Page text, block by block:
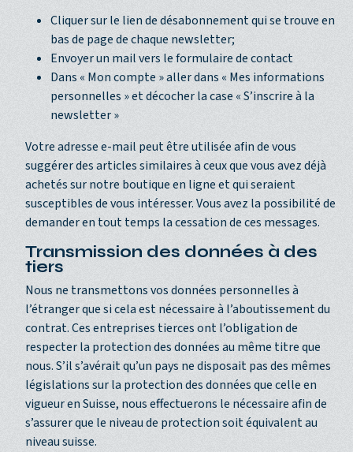
Cliquer sur le lien de désabonnement qui se trouve en
bas de page de chaque newsletter;
Envoyer un mail vers le formulaire de contact
Dans « Mon compte » aller dans « Mes informations
personnelles » et décocher la case « S’inscrire à la
newsletter »
Votre adresse e-mail peut être utilisée afin de vous
suggérer des articles similaires à ceux que vous avez déjà
achetés sur notre boutique en ligne et qui seraient
susceptibles de vous intéresser. Vous avez la possibilité de
demander en tout temps la cessation de ces messages.
Transmission des données à des
tiers
Nous ne transmettons vos données personnelles à
l’étranger que si cela est nécessaire à l’aboutissement du
contrat. Ces entreprises tierces ont l’obligation de
respecter la protection des données au même titre que
nous. S’il s’avérait qu’un pays ne disposait pas des mêmes
législations sur la protection des données que celle en
vigueur en Suisse, nous effectuerons le nécessaire afin de
s’assurer que le niveau de protection soit équivalent au
niveau suisse.